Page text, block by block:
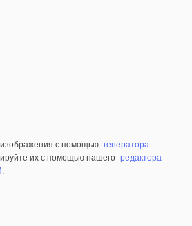
с помощью генератора
их с помощью нашего редактора
.